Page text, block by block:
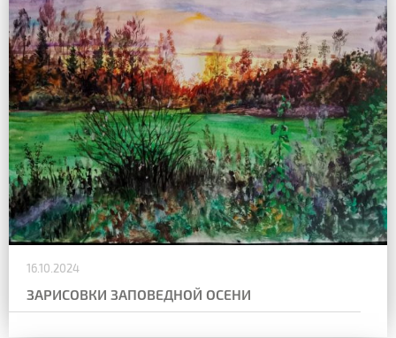
16.10.2024
ЗАРИСОВКИ ЗАПОВЕДНОЙ ОСЕНИ